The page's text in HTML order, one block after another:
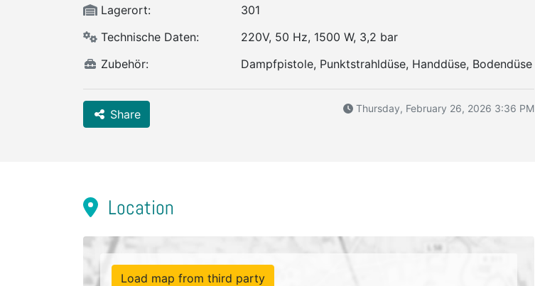
Lagerort:
301
Technische Daten:
220V, 50 Hz, 1500 W, 3,2 bar
Zubehör:
Dampfpistole, Punktstrahldüse, Handdüse, Bodendüse
Share Thursday, February 26, 2026 3:36 PM
Location
Load map from third party